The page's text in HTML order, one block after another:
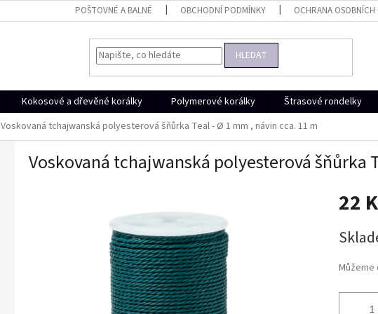
POŠTOVNÉ A BALNÉ OBCHODNÍ PODMÍNKY OCHRANA OSOBNÍCH
HLEDAT
Kokosové a dřevěné korálky Polymerové korálky Štrasové rondelky
Voskovaná tchajwanská polyesterová šňůrka Teal - Ø 1 mm , návin cca. 11 m
Voskovaná tchajwanská polyesterová šňůrka
22
cena:
Můžeme